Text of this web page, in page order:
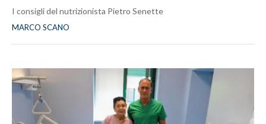
I consigli del nutrizionista Pietro Senette
MARCO SCANO